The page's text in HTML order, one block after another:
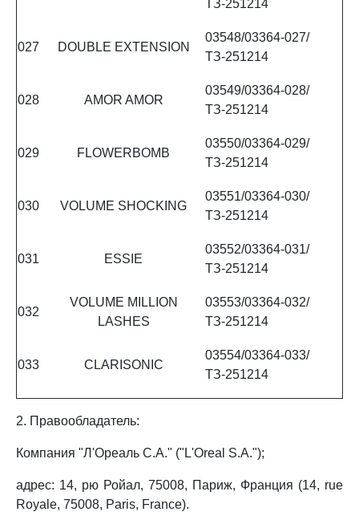
ТЗ-251214
027 DOUBLE EXTENSION
03548/03364-027/
ТЗ-251214
028 AMOR AMOR
03549/03364-028/
ТЗ-251214
029 FLOWERBOMB
03550/03364-029/
ТЗ-251214
030 VOLUME SHOCKING
03551/03364-030/
ТЗ-251214
031 ESSIE
03552/03364-031/
ТЗ-251214
032
VOLUME MILLION
LASHES
03553/03364-032/
ТЗ-251214
033 CLARISONIC
03554/03364-033/
ТЗ-251214
2. Правообладатель:
Компания "Л'Ореаль С.А." ("L'Oreal S.A.");
адрес: 14, рю Ройал, 75008, Париж, Франция (14, rue
Royale, 75008, Paris, France).